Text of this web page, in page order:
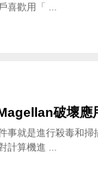
喜歡用「 ...
破壞應
事就是進行殺毒和掃
計算機進 ...